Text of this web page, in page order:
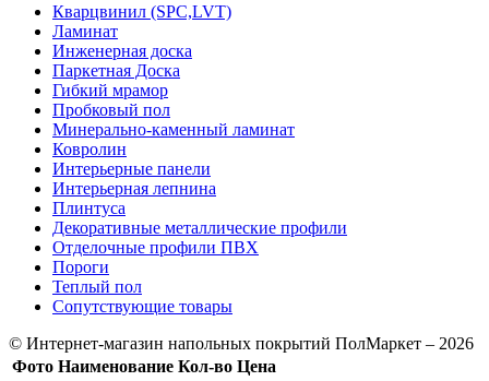
Кварцвинил (SPC,LVT)
Ламинат
Инженерная доска
Паркетная Доска
Гибкий мрамор
Пробковый пол
Минерально-каменный ламинат
Ковролин
Интерьерные панели
Интерьерная лепнина
Плинтуса
Декоративные металлические профили
Отделочные профили ПВХ
Пороги
Теплый пол
Сопутствующие товары
© Интернет-магазин напольных покрытий ПолМаркет – 2026
Фото Наименование Кол-во Цена